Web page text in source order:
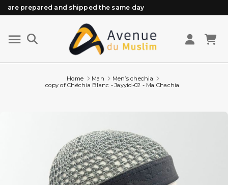
Need help? Check out our FAQ
Free delivery from 89€ purchase*
Orders placed before 3 PM (Mon to Fri)
are prepared and shipped the same day
Home Man
Men’s chechia
copy of Chéchia Blanc - Jayyid-02 - Ma Chachia